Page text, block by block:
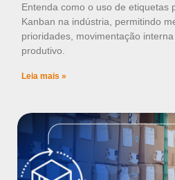
Entenda como o uso de etiquetas
Kanban na indústria, permitindo
prioridades, movimentação
produtivo.
Leia mais »